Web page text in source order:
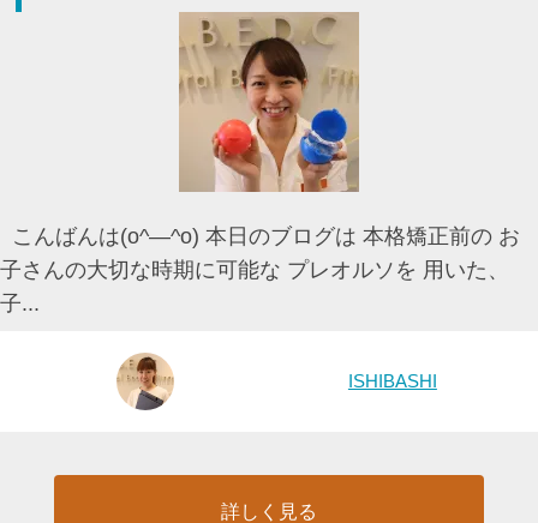
こんばんは(o^―^o) 本日のブログは 本格矯正前の お
子さんの大切な時期に可能な プレオルソを 用いた、
子...
ISHIBASHI
詳しく見る